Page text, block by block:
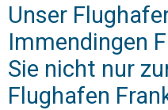
Unser
Immendingen
Sie nicht nur
Flughafen